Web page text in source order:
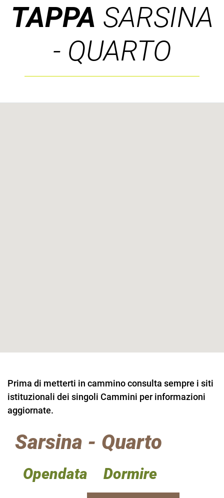
TAPPA SARSINA
- QUARTO
Prima di metterti in cammino consulta sempre i siti
istituzionali dei singoli Cammini per informazioni
aggiornate.
Sarsina - Quarto
Opendata
Dormire